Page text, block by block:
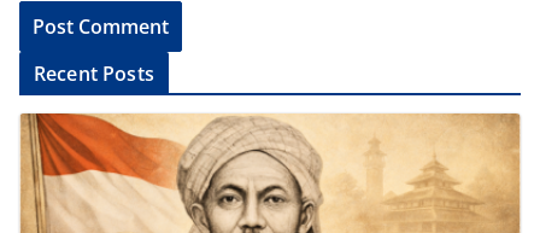
l
Recent Posts